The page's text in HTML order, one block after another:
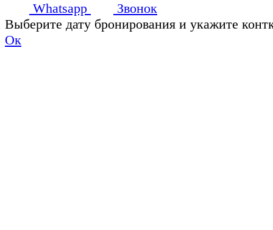
Whatsapp
Звонок
Выберите дату бронирования и укажите
Ок